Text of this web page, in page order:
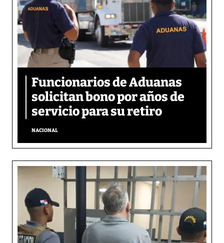
Funcionarios de Aduanas
solicitan bono por años de
servicio para su retiro
NACIONAL